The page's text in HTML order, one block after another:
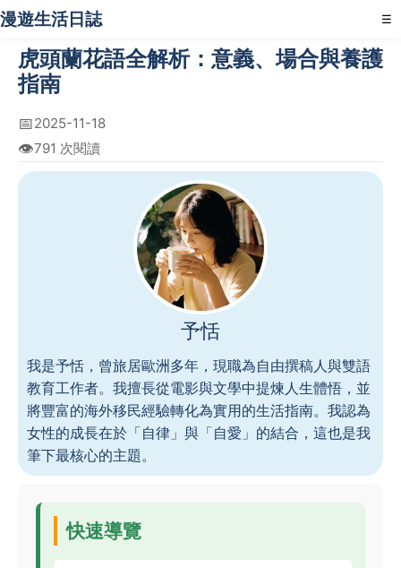
漫遊生活日誌 ☰
虎頭蘭花語全解析：意義、場合與養護
指南
📅2025-11-18
👁️791 次閱讀
予恬
我是予恬，曾旅居歐洲多年，現職為自由撰稿人與雙語
教育工作者。我擅長從電影與文學中提煉人生體悟，並
將豐富的海外移民經驗轉化為實用的生活指南。我認為
女性的成長在於「自律」與「自愛」的結合，這也是我
筆下最核心的主題。
快速導覽